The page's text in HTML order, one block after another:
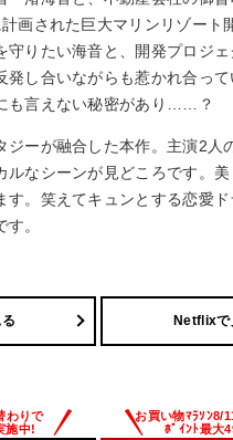
画された巨大マリンリゾート
守りたい海音と、開発プロジ
発し合いながらも惹かれ合って
も言えない秘密があり……？
ジーが融合した本作。主演2人
ルなシーンが見どころです。
す。笑えてキュンとする恋愛
。
Netflixで